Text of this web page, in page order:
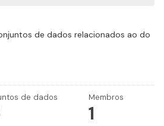
de dados relacionados ao do
de dados Membros
1